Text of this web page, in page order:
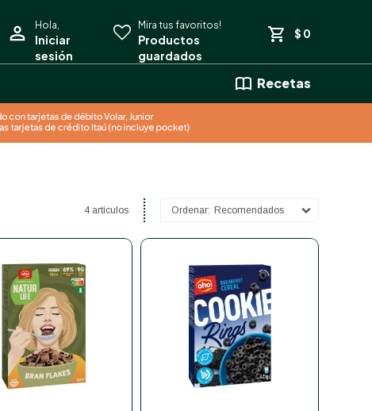
Recetas
$ 0
4 artículos Recomendados